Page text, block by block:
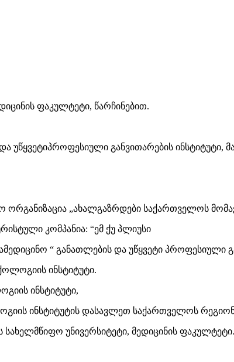
ფაკულტეტი, წარჩინებით.
განვითარების ინსტიტუტი,
ორგანიზაცია „ახალგაზრდები საქართველოს
კომპანია: “ემ ქუ პლიუსი
“ განათლების და უწყვეტი პროფესიული
ინსტიტუტი.
ინსტიტუტი,
ინსტიტუტის დასავლეთ საქართველოს
უნივერსიტეტი, მედიცინის ფაკულტეტი.